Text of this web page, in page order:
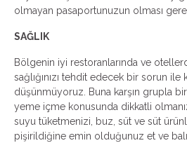
olmayan pasaportunuzun olması
SAĞLIK
Bölgenin iyi restoranlarında ve
sağlığınızı tehdit edecek bir sorun ile
düşünmüyoruz. Buna karşın grupla
yeme içme konusunda dikkatli
suyu tüketmenizi, buz, süt ve süt
pişirildiğine emin olduğunuz et ve